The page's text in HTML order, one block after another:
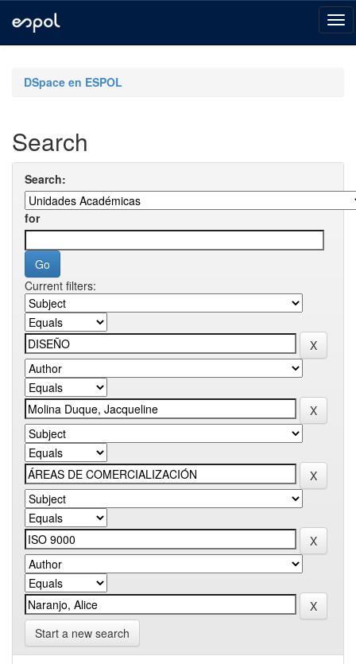
navigationDSpace en ESPOL
Search
Search:
for
Current filters:
Start a new search